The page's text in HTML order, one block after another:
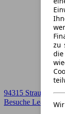
94315 Straubing
Besuche
zu